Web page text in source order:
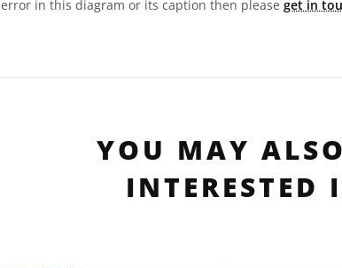
in this diagram or its caption then please get in
YOU MAY
INTERESTED